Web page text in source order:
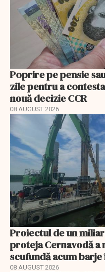
Poprire pe pensie
zile pentru a
nouă decizie CCR
08 AUGUST 2026
Proiectul de un
proteja Cernavodă a
scufundă acum barje
08 AUGUST 2026